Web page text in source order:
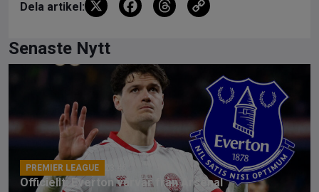
Dela artikel: X
F
b
o
o
k
T
s
Li
n
k
Senaste Nytt
PREMIER LEAGUE
Officiellt: Everton värvar från Arsenal